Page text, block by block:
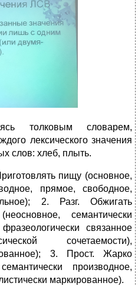
толковым словарем,
лексического значения
слов: хлеб, плыть.
пищу (основное,
прямое, свободное,
2. Разг. Обжигать
семантически
связанное
сочетаемости),
3. Прост. Жарко
производное,
маркированное).